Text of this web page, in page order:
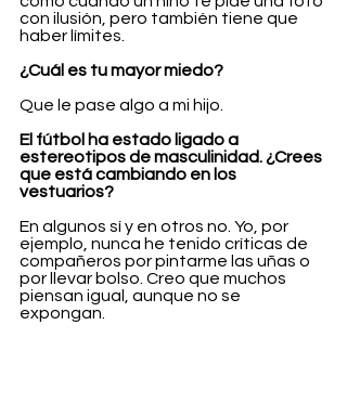
con ilusión, pero también tiene que
haber límites.
¿Cuál es tu mayor miedo?
Que le pase algo a mi hijo.
El fútbol ha estado ligado a
estereotipos de masculinidad. ¿Crees
que está cambiando en los
vestuarios?
En algunos sí y en otros no. Yo, por
ejemplo, nunca he tenido críticas de
compañeros por pintarme las uñas o
por llevar bolso. Creo que muchos
piensan igual, aunque no se
expongan.